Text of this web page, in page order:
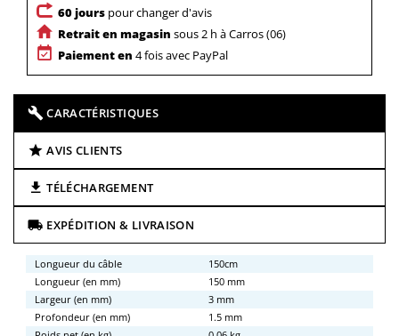
60 jours pour changer d'avis
Retrait en magasin sous 2 h à Carros (06)
Paiement en 4 fois avec PayPal
CARACTÉRISTIQUES
AVIS CLIENTS
TÉLÉCHARGEMENT
EXPÉDITION & LIVRAISON
Longueur du câble
150cm
Longueur (en mm)
150 mm
Largeur (en mm)
3 mm
Profondeur (en mm)
1.5 mm